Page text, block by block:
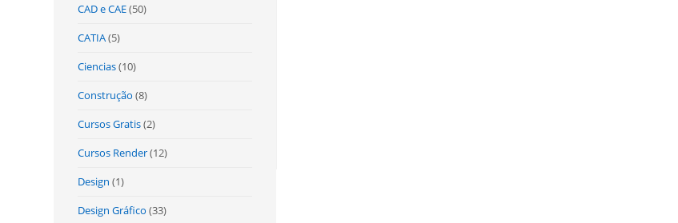
CAD e CAE(50)
CATIA(5)
Ciencias(10)
Construção (8)
Cursos Gratis(2)
Cursos Render(12)
Design (1)
Design Gráfico (33)